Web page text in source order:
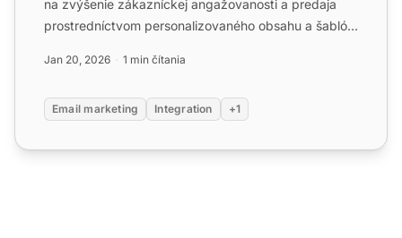
na zvýšenie zákazníckej angažovanosti a predaja
prostredníctvom personalizovaného obsahu a šablón.
Jan 20, 2026 1 min čítania
Email marketing Integration +1